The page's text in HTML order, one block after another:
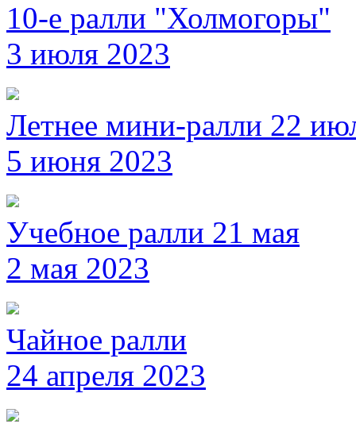
10-е ралли "Холмогоры"
3 июля 2023
Летнее мини-ралли 22
5 июня 2023
Учебное ралли 21 мая
2 мая 2023
Чайное ралли
24 апреля 2023